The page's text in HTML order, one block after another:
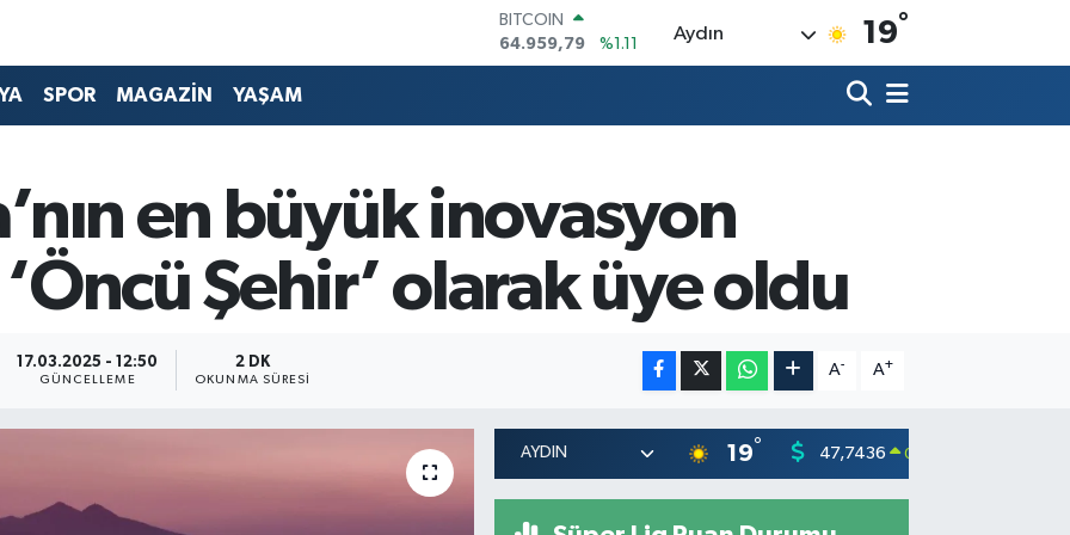
DOLAR
47,7436
%0.18
EURO
BİST100
13.779
%-14
BITCOIN
64.959,79
%1.11
Aydın 19°
SPOR MAGAZİN YAŞAM
en büyük inovasyon
Şehir’ olarak üye oldu
17.03.2025 - 12:50
GÜNCELLEME
2 DK
OKUNMA SÜRESI
A- A+
19° 47,7436 0.18